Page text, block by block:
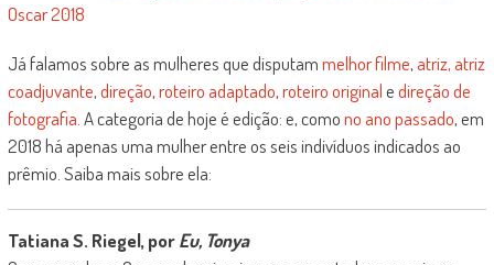
Oscar 2018
Já falamos sobre as mulheres que disputammelhor filme, atriz, atriz
coadjuvante,direção,roteiro adaptado,roteiro originaledireção de
fotografia . A categoria de hoje é edição: e, comono ano passado, em
2018 há apenas uma mulher entre os seis indivíduos indicados ao
prêmio. Saiba mais sobre ela:
Tatiana S. Riegel, porEu, Tonya